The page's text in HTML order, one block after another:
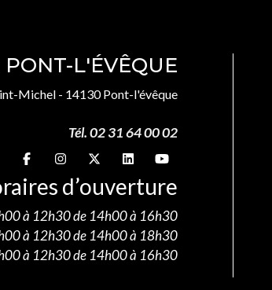
L'ÉVÊQUE
Michel - 14130 Pont-l'évêque
Tél. 02 31 64 00 02
Suivez-nous sur
Suivez-nous sur
Suivez-nous sur
Suivez-nous sur
Suivez-nous sur
d’ouverture
à 12h30 de 14h00 à 16h30
à 12h30 de 14h00 à 18h30
à 12h30 de 14h00 à 16h30